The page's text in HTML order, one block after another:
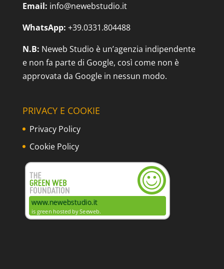
Email: info@newebstudio.it
WhatsApp: +39.0331.804488
N.B: Neweb Studio è un’agenzia indipendente
e non fa parte di Google, così come non è
approvata da Google in nessun modo.
PRIVACY E COOKIE
Privacy Policy
Cookie Policy